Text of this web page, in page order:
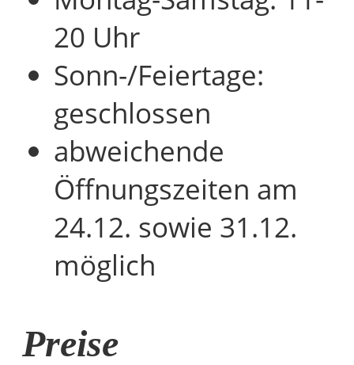
20 Uhr
Sonn-/Feiertage:
geschlossen
abweichende
Öffnungszeiten am
24.12. sowie 31.12.
möglich
Preise